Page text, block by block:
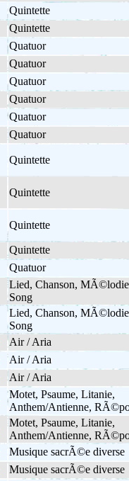
Quintette
Quintette
Quatuor
Quatuor
Quatuor
Quatuor
Quatuor
Quatuor
Quintette
Quintette
Quintette
Quintette
Quatuor
Lied, Chanson,
Song
Lied, Chanson,
Song
Air / Aria
Air / Aria
Air / Aria
Motet, Psaume, Litanie,
Anthem/Antienne,
Motet, Psaume, Litanie,
Anthem/Antienne,
Musique sacrÃ©e diverse
Musique sacrÃ©e diverse